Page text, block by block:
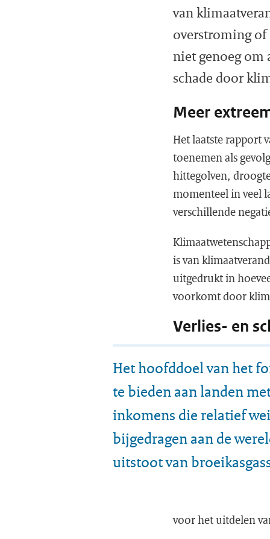
van
overstroming
niet genoeg om
schade door
Meer
Het laatste rapport
toenemen als
hittegolven,
momenteel in veel
verschillende
is van
uitgedrukt in
voorkomt door
Verlies- en
Het hoofddoel van het
te bieden aan landen
inkomens die relatief
bijgedragen aan de
uitstoot van
voor het uitdelen